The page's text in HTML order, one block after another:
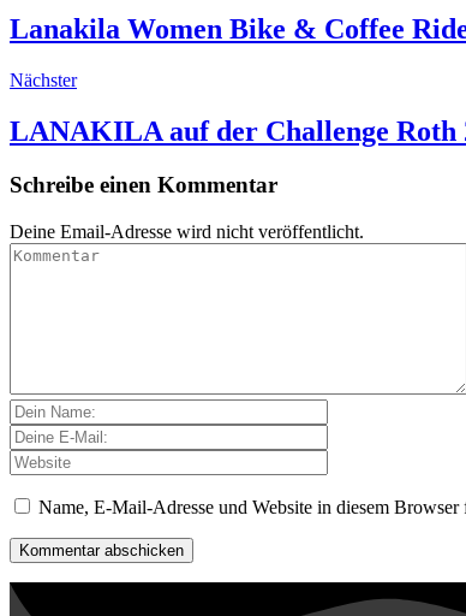
Lanakila Women Bike & Coffee
Nächster
LANAKILA auf der Challenge Roth
Schreibe einen Kommentar
Deine Email-Adresse wird nicht veröffentlicht.
Name, E-Mail-Adresse und Website in diesem